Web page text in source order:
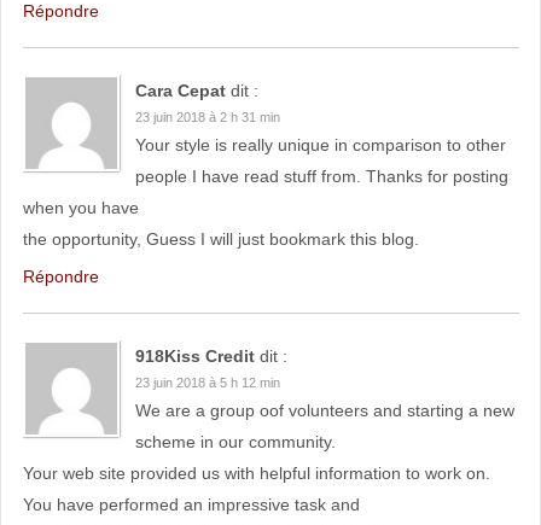
Répondre
Cara Cepat dit :
23 juin 2018 à 2 h 31 min
Your style is really unique in comparison to other
people I have read stuff from. Thanks for posting
when you have
the opportunity, Guess I will just bookmark this blog.
Répondre
918Kiss Credit dit :
23 juin 2018 à 5 h 12 min
We are a group oof volunteers and starting a new
scheme in our community.
Your web site provided us with helpful information to work on.
You have performed an impressive task and